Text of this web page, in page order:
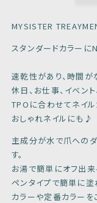
ル
数
を
減
ら
ル
数
量
増
や
MYSISTER
スタンダードカラーに
速乾性があり、時間が
休日、お仕事、イベン
TPOに合わせてネイル
おしゃれネイルにも♪
主成分が水で爪への
す。
お湯で簡単にオフ出来
ペンタイプで簡単に塗
カラーや定番カラーを